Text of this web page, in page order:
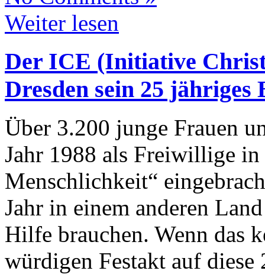
Weiter lesen
Der ICE (Initiative
Dresden sein 25 jähriges
Über 3.200 junge Frauen
Jahr 1988 als Freiwillige
Menschlichkeit“
Jahr in einem anderen
Hilfe brauchen. Wenn das
würdigen Festakt auf diese